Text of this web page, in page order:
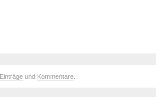
Einträge und Kommentare